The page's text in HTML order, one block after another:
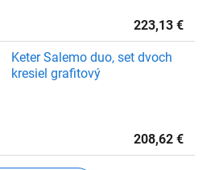
223,13 €
Keter Salemo duo, set dvoch
kresiel grafitový
208,62 €